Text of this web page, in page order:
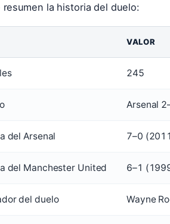
resumen la historia del duelo:
VALOR
245
Arsenal
del Arsenal 7–0
del Manchester United 6–1
del duelo Wayne